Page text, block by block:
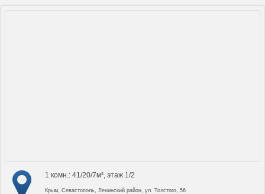
1 комн.: 41/20/7м², этаж 1/2
Крым, Севастополь, Ленинский район, ул. Толстого, 56